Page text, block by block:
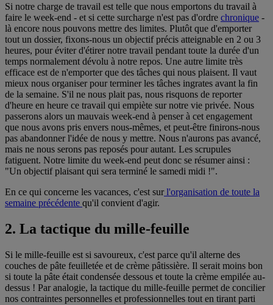
Si notre charge de travail est telle que nous emportons du travail à
faire le week-end - et si cette surcharge n'est pas d'ordre chronique -
là encore nous pouvons mettre des limites. Plutôt que d'emporter
tout un dossier, fixons-nous un objectif précis atteignable en 2 ou 3
heures, pour éviter d'étirer notre travail pendant toute la durée d'un
temps normalement dévolu à notre repos. Une autre limite très
efficace est de n'emporter que des tâches qui nous plaisent. Il vaut
mieux nous organiser pour terminer les tâches ingrates avant la fin
de la semaine. S'il ne nous plait pas, nous risquons de reporter
d'heure en heure ce travail qui empiète sur notre vie privée. Nous
passerons alors un mauvais week-end à penser à cet engagement
que nous avons pris envers nous-mêmes, et peut-être finirons-nous
pas abandonner l'idée de nous y mettre. Nous n'aurons pas avancé,
mais ne nous serons pas reposés pour autant. Les scrupules
fatiguent. Notre limite du week-end peut donc se résumer ainsi :
"Un objectif plaisant qui sera terminé le samedi midi !".
En ce qui concerne les vacances, c'est surl'organisation de toute la
semaine précédente qu'il convient d'agir.
2. La tactique du mille-feuille
Si le mille-feuille est si savoureux, c'est parce qu'il alterne des
couches de pâte feuilletée et de crème pâtissière. Il serait moins bon
si toute la pâte était condensée dessous et toute la crème empilée au-
dessus ! Par analogie, la tactique du mille-feuille permet de concilier
nos contraintes personnelles et professionnelles tout en tirant parti